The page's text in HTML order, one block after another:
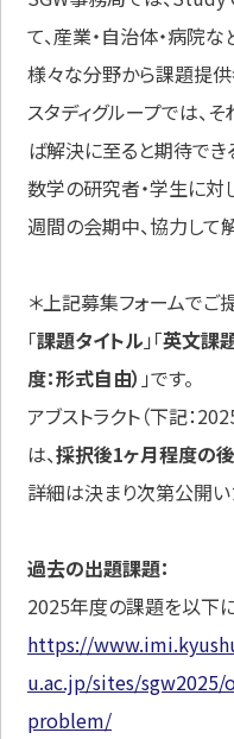
て、産業・自治体・病院な
様々な分野から課題提供
スタディグループでは、
ば解決に至ると期待でき
数学の研究者・学生に対
週間の会期中、協力して
＊上記募集フォームでご
「課題タイトル 」「英文課
度：形式自由） 」です。
アブストラクト（下記：
は、採択後1ヶ月程度の後
詳細は決まり次第公開い
過去の出題課題：
2025年度の課題を以下に
https://
u.ac.jp/sites/
problem/